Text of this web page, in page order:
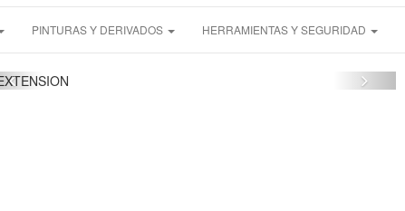
PINTURAS Y DERIVADOS HERRAMIENTAS Y SEGURIDAD